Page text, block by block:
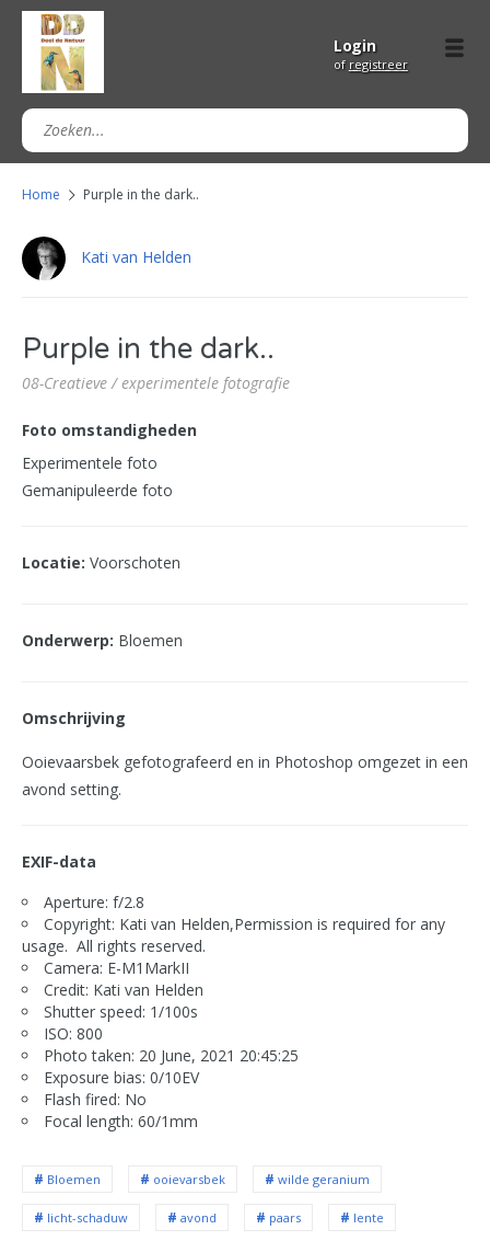
Login
of registreer
Home Purple in the dark..
Kati van Helden
Purple in the dark..
08-Creatieve / experimentele fotografie
Foto omstandigheden
Experimentele foto
Gemanipuleerde foto
Locatie: Voorschoten
Onderwerp: Bloemen
Omschrijving
Ooievaarsbek gefotografeerd en in Photoshop omgezet in een
avond setting.
EXIF-data
Aperture: f/2.8
Copyright: Kati van Helden,Permission is required for any
usage. All rights reserved.
Camera: E-M1MarkII
Credit: Kati van Helden
Shutter speed: 1/100s
ISO: 800
Photo taken: 20 June, 2021 20:45:25
Exposure bias: 0/10EV
Flash fired: No
Focal length: 60/1mm
Bloemen ooievarsbek wilde geranium
licht-schaduw avond paars lente